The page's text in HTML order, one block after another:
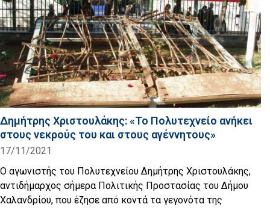
Δημήτρης Χριστουλάκης: «Το Πολυτεχνείο ανήκει
στους νεκρούς του και στους αγέννητους»
17/11/2021
Ο αγωνιστής του Πολυτεχνείου Δημήτρης Χριστουλάκης,
αντιδήμαρχος σήμερα Πολιτικής Προστασίας του Δήμου
Χαλανδρίου, που έζησε από κοντά τα γεγονότα της